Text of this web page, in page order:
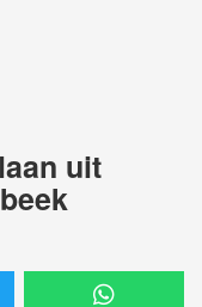
uit